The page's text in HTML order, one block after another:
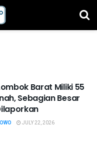
Barat Miliki 55
Sebagian Besar
JULY 22, 2026